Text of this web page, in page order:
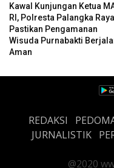
Kawal Kunjungan Ketua
RI, Polresta Palangka Raya
Pastikan Pengamanan
Wisuda Purnabakti
Aman
REDAKSI
JURNALISTIK
@2020